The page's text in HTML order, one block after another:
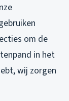
om de
in het
wij zorgen